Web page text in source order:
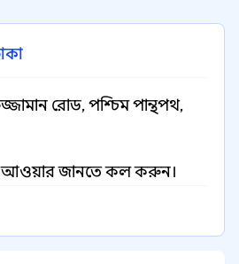
রোড, পশ্চিম পান্থপথ,
আওয়ার জানতে কল করুন।